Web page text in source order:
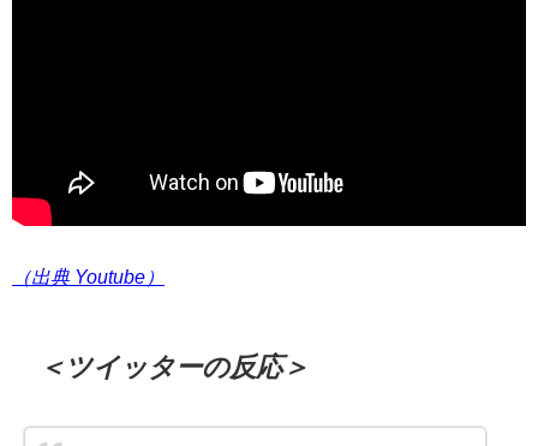
（出典 Youtube）
＜ツイッターの反応＞